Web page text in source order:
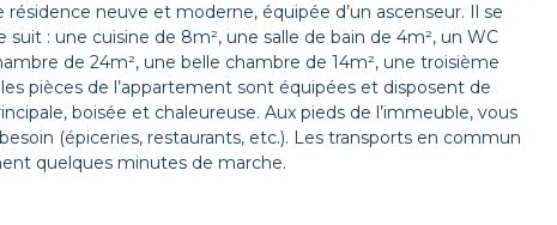
Rideaux Volets
neuve et moderne, équipée d’un ascenseur. Il se
: une cuisine de 8m², une salle de bain de 4m², un WC
de 24m², une belle chambre de 14m², une troisième
pièces de l’appartement sont équipées et disposent de
boisée et chaleureuse. Aux pieds de l’immeuble, vous
(épiceries, restaurants, etc.). Les transports en commun
quelques minutes de marche.